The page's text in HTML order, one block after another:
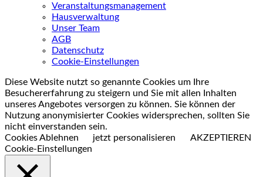
Veranstaltungsmanagement
Hausverwaltung
Unser Team
AGB
Datenschutz
Cookie-Einstellungen
Diese Website nutzt so genannte Cookies um Ihre
Besuchererfahrung zu steigern und Sie mit allen Inhalten
unseres Angebotes versorgen zu können. Sie können der
Nutzung anonymisierter Cookies widersprechen, sollten Sie
nicht einverstanden sein.
Cookies Ablehnen
jetzt personalisieren
AKZEPTIEREN
Cookie-Einstellungen